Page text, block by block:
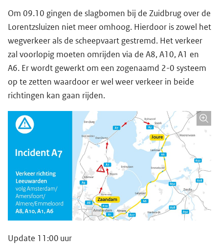
Om 09.10 gingen de slagbomen bij de Zuidbrug over de
Lorentzsluizen niet meer omhoog. Hierdoor is zowel het
wegverkeer als de scheepvaart gestremd. Het verkeer
zal voorlopig moeten omrijden via de A8, A10, A1 en
A6. Er wordt gewerkt om een zogenaamd 2-0 systeem
op te zetten waardoor er wel weer verkeer in beide
richtingen kan gaan rijden.
Update 11:00 uur